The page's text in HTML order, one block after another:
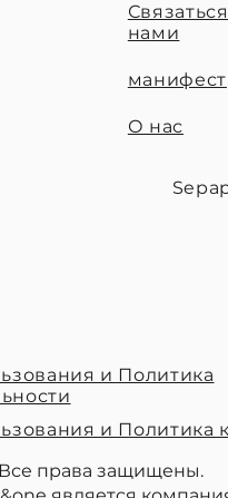
нами
манифест
О нас
и Политика
и Политика
права защищены.